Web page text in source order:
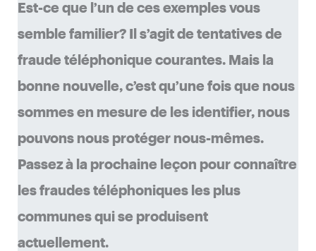
Est-ce que l’un de ces exemples vous
semble familier? Il s’agit de tentatives de
fraude téléphonique courantes. Mais la
bonne nouvelle, c’est qu’une fois que nous
sommes en mesure de les identifier, nous
pouvons nous protéger nous-mêmes.
Passez à la prochaine leçon pour connaître
les fraudes téléphoniques les plus
communes qui se produisent
actuellement.